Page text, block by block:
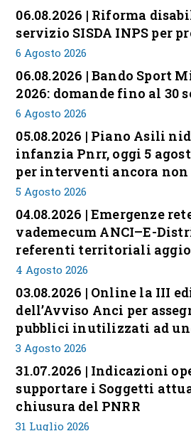
06.08.2026 | Riforma
servizio SISDA INPS per
6 Agosto 2026
06.08.2026 | Bando Sport
2026: domande fino al 30
6 Agosto 2026
05.08.2026 | Piano Asili
infanzia Pnrr, oggi 5
per interventi ancora
5 Agosto 2026
04.08.2026 | Emergenze
vademecum ANCI–E-
referenti territoriali
4 Agosto 2026
03.08.2026 | Online la III
dell’Avviso Anci per
pubblici inutilizzati ad
3 Agosto 2026
31.07.2026 | Indicazioni
supportare i Soggetti
chiusura del PNRR
31 Luglio 2026